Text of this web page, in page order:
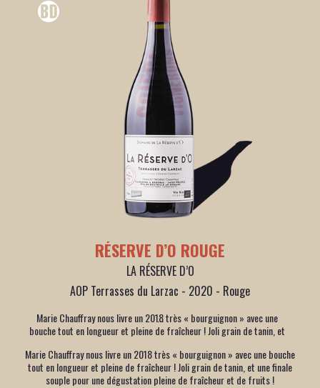
RÉSERVE D’O ROUGE
LA RÉSERVE D’O
AOP Terrasses du Larzac - 2020 - Rouge
Marie Chauffray nous livre un 2018 très « bourguignon » avec une
bouche tout en longueur et pleine de fraîcheur ! Joli grain de tanin, et
Marie Chauffray nous livre un 2018 très « bourguignon » avec une bouche
tout en longueur et pleine de fraîcheur ! Joli grain de tanin, et une finale
souple pour une dégustation pleine de fraîcheur et de fruits !